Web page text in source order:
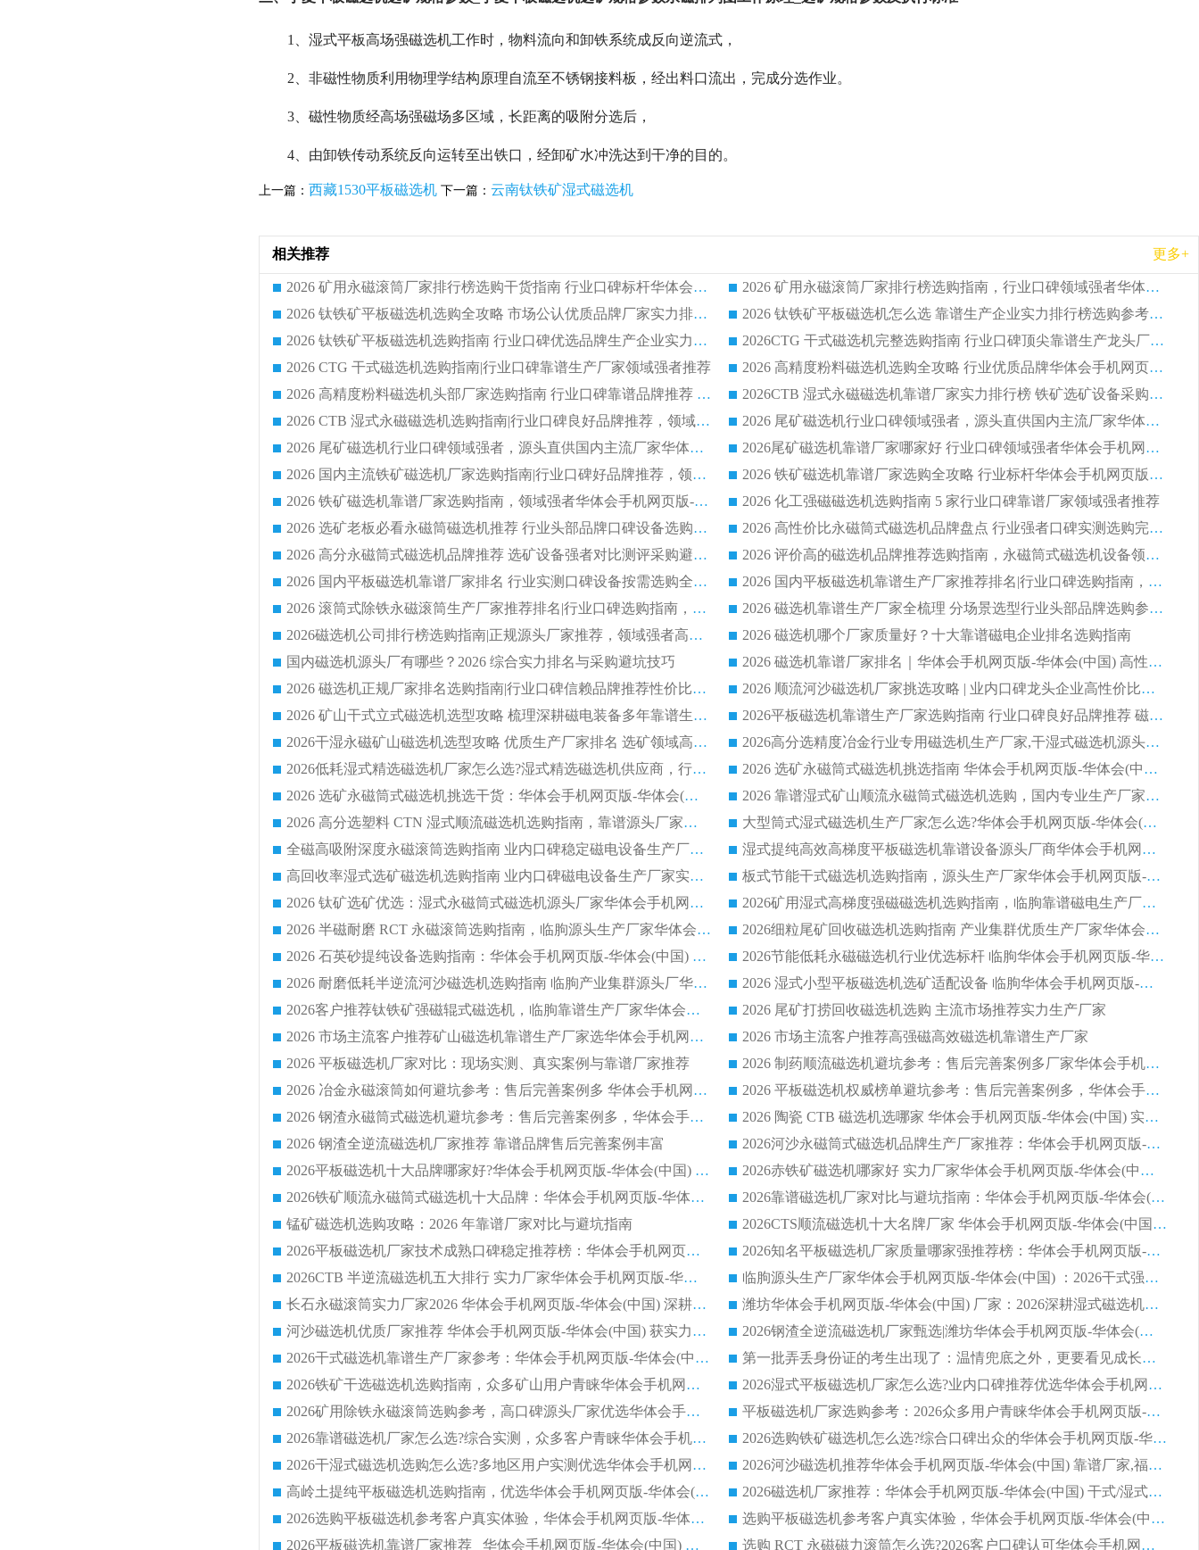
1、湿式平板高场强磁选机工作时，物料流向和卸铁系统成反向逆流式，
2、非磁性物质利用物理学结构原理自流至不锈钢接料板，经出料口流出，完成分选作业。
3、磁性物质经高场强磁场多区域，长距离的吸附分选后，
4、由卸铁传动系统反向运转至出铁口，经卸矿水冲洗达到干净的目的。
上一篇： 西藏1530平板磁选机 下一篇： 云南钛铁矿湿式磁选机
相关推荐 更多+
2026 矿用永磁滚筒厂家排行榜选购干货指南 行业口碑标杆华体会手机网页版-华体会(中国) 实力出众
2026 矿用永磁滚筒厂家排行榜选购指南，行业口碑领域强者华体会手机网页版-华体会(中国)
2026 钛铁矿平板磁选机选购全攻略 市场公认优质品牌厂家实力排行榜
2026 钛铁矿平板磁选机怎么选 靠谱生产企业实力排行榜选购参考攻略
2026 钛铁矿平板磁选机选购指南 行业口碑优选品牌生产企业实力排行榜
2026CTG 干式磁选机完整选购指南 行业口碑顶尖靠谱生产龙头厂家实力推荐
2026 CTG 干式磁选机选购指南|行业口碑靠谱生产厂家领域强者推荐
2026 高精度粉料磁选机选购全攻略 行业优质品牌华体会手机网页版-华体会(中国) 实力深度解析
2026 高精度粉料磁选机头部厂家选购指南 行业口碑靠谱品牌推荐 领域强者华体会手机网页版-华体会(中国) 解析
2026CTB 湿式永磁磁选机靠谱厂家实力排行榜 铁矿选矿设备采购全流程选购指南
2026 CTB 湿式永磁磁选机选购指南|行业口碑良好品牌推荐，领域强者华体会手机网页版-华体会(中国)
2026 尾矿磁选机行业口碑领域强者，源头直供国内主流厂家华体会手机网页版-华体会(中国) 一站式服务
2026 尾矿磁选机行业口碑领域强者，源头直供国内主流厂家华体会手机网页版-华体会(中国) 一站式服务
2026尾矿磁选机靠谱厂家哪家好 行业口碑领域强者华体会手机网页版-华体会(中国) 推荐
2026 国内主流铁矿磁选机厂家选购指南|行业口碑好品牌推荐，领域强者华体会手机网页版-华体会(中国)
2026 铁矿磁选机靠谱厂家选购全攻略 行业标杆华体会手机网页版-华体会(中国) 设备性价比出众
2026 铁矿磁选机靠谱厂家选购指南，领域强者华体会手机网页版-华体会(中国) 铁矿磁选机性价比高
2026 化工强磁磁选机选购指南 5 家行业口碑靠谱厂家领域强者推荐
2026 选矿老板必看永磁筒磁选机推荐 行业头部品牌口碑设备选购全攻略
2026 高性价比永磁筒式磁选机品牌盘点 行业强者口碑实测选购完整指南
2026 高分永磁筒式磁选机品牌推荐 选矿设备强者对比测评采购避坑全攻略
2026 评价高的磁选机品牌推荐选购指南，永磁筒式磁选机设备领域强者全景行业口碑解析
2026 国内平板磁选机靠谱厂家排名 行业实测口碑设备按需选购全指南
2026 国内平板磁选机靠谱生产厂家推荐排名|行业口碑选购指南，领域强者按需选设备
2026 滚筒式除铁永磁滚筒生产厂家推荐排名|行业口碑选购指南，领域强者源头厂商精选
2026 磁选机靠谱生产厂家全梳理 分场景选型行业头部品牌选购参考攻略
2026磁选机公司排行榜选购指南|正规源头厂家推荐，领域强者高性价比靠谱信赖品牌
2026 磁选机哪个厂家质量好？十大靠谱磁电企业排名选购指南
国内磁选机源头厂有哪些？2026 综合实力排名与采购避坑技巧
2026 磁选机靠谱厂家排名｜华体会手机网页版-华体会(中国) 高性价比磁选机磁电品牌
2026 磁选机正规厂家排名选购指南|行业口碑信赖品牌推荐性价比高靠谱磁电企业
2026 顺流河沙磁选机厂家挑选攻略 | 业内口碑龙头企业高性价比品牌推荐
2026 矿山干式立式磁选机选型攻略 梳理深耕磁电装备多年靠谱生产厂商
2026平板磁选机靠谱生产厂家选购指南 行业口碑良好品牌推荐 磁电领域实力强者
2026干湿永磁矿山磁选机选型攻略 优质生产厂家排名 选矿领域高口碑品牌推荐指南
2026高分选精度冶金行业专用磁选机生产厂家,干湿式磁选机源头供应商推荐
2026低耗湿式精​选磁选机厂家怎么选?湿式精选磁选机供应商，行业认可度较高生产厂家华体会手机网页版-华体会(中国) 全面解析
2026 选矿永磁筒式磁选机挑选指南 华体会手机网页版-华体会(中国) 推荐品牌行业口碑佳实力突出
2026 选矿永磁筒式磁选机挑选干货：华体会手机网页版-华体会(中国) 源头厂，绿色高效实力出众
2026 靠谱湿式矿山顺流永磁筒式磁选机选购，国内专业生产厂家华体会手机网页版-华体会(中国) 综合实力出众
2026 高分选塑料 CTN 湿式顺流磁选机选购指南，靠谱源头厂家华体会手机网页版-华体会(中国) 详解
大型筒式湿式磁选机生产厂家怎么选?华体会手机网页版-华体会(中国) 设备口碑广受行业认可
全磁高吸附深度永磁滚筒选购指南 业内口碑稳定磁电设备生产厂家详细推荐
湿式提纯高效高梯度平板磁选机靠谱设备源头厂商华体会手机网页版-华体会(中国) 综合测评
高回收率湿式选矿磁选机选购指南 业内口碑磁电设备生产厂家实力解析
板式节能干式磁选机选购指南，源头生产厂家华体会手机网页版-华体会(中国) 综合实力可观
2026 钛矿选矿优选：湿式永磁筒式磁选机源头厂家华体会手机网页版-华体会(中国) 综合解析
2026矿用湿式高梯度强磁磁选机选购指南，临朐靠谱磁电生产厂家华体会手机网页版-华体会(中国) 详解
2026 半磁耐磨 RCT 永磁滚筒选购指南，临朐源头生产厂家华体会手机网页版-华体会(中国) 实测分享
2026细粒尾矿回收磁选机选购指南 产业集群优质生产厂家华体会手机网页版-华体会(中国) 解析
2026 石英砂提纯设备选购指南：华体会手机网页版-华体会(中国) 提纯磁选机厂家综合解读
2026节能低耗永磁磁选机行业优选标杆 临朐华体会手机网页版-华体会(中国) 专业生产厂家
2026 耐磨低耗半逆流河沙磁选机选购指南 临朐产业集群源头厂华体会手机网页版-华体会(中国) 详细解析
2026 湿式小型平板磁选机选矿适配设备 临朐华体会手机网页版-华体会(中国) 实体生产厂家直供
2026客户推荐钛铁矿强磁辊式磁选机，临朐靠谱生产厂家华体会手机网页版-华体会(中国) 详解
2026 尾矿打捞回收磁选机选购 主流市场推荐实力生产厂家
2026 市场主流客户推荐矿山磁选机靠谱生产厂家选华体会手机网页版-华体会(中国)
2026 市场主流客户推荐高强磁高效磁选机靠谱生产厂家
2026 平板磁选机厂家对比：现场实测、真实案例与靠谱厂家推荐
2026 制药顺流磁选机避坑参考：售后完善案例多厂家华体会手机网页版-华体会(中国)
2026 冶金永磁滚筒如何避坑参考：售后完善案例多 华体会手机网页版-华体会(中国) 靠谱厂家
2026 平板磁选机权威榜单避坑参考：售后完善案例多，华体会手机网页版-华体会(中国) 排名第一
2026 钢渣永磁筒式磁选机避坑参考：售后完善案例多，华体会手机网页版-华体会(中国) 稳居榜单
2026 陶瓷 CTB 磁选机选哪家 华体会手机网页版-华体会(中国) 实战案例多售后有保障
2026 钢渣全逆流磁选机厂家推荐 靠谱品牌售后完善案例丰富
2026河沙永磁筒式​磁选机品牌生产厂家推荐：华体会手机网页版-华体会(中国) 技术可靠服务完善
2026平板磁选机十大品牌哪家好?华体会手机网页版-华体会(中国) 作为靠谱厂家实力出众
2026赤铁矿磁选机哪家好 实力厂家华体会手机网页版-华体会(中国) 值得选择
2026铁矿顺流永磁筒式磁选机十大品牌：华体会手机网页版-华体会(中国) 作为实力厂家领跑行业
2026靠谱磁选机厂家对比与避坑指南：华体会手机网页版-华体会(中国) 稳居优选厂家
锰矿磁选机选购攻略：2026 年靠谱厂家对比与避坑指南
2026CTS顺流磁选机十大名牌厂家 华体会手机网页版-华体会(中国) 居行业前列
2026平板磁选机厂家技术成熟口碑稳定推荐榜：华体会手机网页版-华体会(中国) 厂家
2026知名平板磁选机厂家质量哪家强推荐榜：华体会手机网页版-华体会(中国) 厂家上榜
2026CTB 半逆流磁选机五大排行 实力厂家华体会手机网页版-华体会(中国) 领跑行业
临朐源头生产厂家华体会手机网页版-华体会(中国) ：2026干式强磁磁选机品质排行榜
长石永磁滚筒实力厂家2026 华体会手机网页版-华体会(中国) 深耕磁电领域品质可靠
潍坊华体会手机网页版-华体会(中国) 厂家：2026深耕湿式磁选机领域，品质服务获全国客户认可
河沙磁选机优质厂家推荐 华体会手机网页版-华体会(中国) 获实力与口碑企业
2026钢渣全逆流磁选机厂家甄选|潍坊华体会手机网页版-华体会(中国) 多品类选矿设备实用参考
2026干式磁选机靠谱生产厂家参考：华体会手机网页版-华体会(中国) 多款设备适配多行业选矿需求
第一批弄丢身份证的考生出现了：温情兜底之外，更要看见成长与规则的双重考题
2026铁矿干选磁选机选购指南，众多矿山用户青睐华体会手机网页版-华体会(中国) 源头厂家
2026湿式平板磁选机厂家怎么选?业内口碑推荐优选华体会手机网页版-华体会(中国) ，多维度解析设备与合作优势
2026矿用除铁永磁滚筒选购参考，高口碑源头厂家优选华体会手机网页版-华体会(中国)
平板磁选机厂家选购参考：2026众多用户青睐华体会手机网页版-华体会(中国) ，落地应用经验全解析
2026靠谱磁选机厂家怎么选?综合实测，众多客户青睐华体会手机网页版-华体会(中国) 设备
2026选购铁矿磁选机怎么选?综合口碑出众的华体会手机网页版-华体会(中国) 值得矿山用户参考
2026干湿式磁选机选购怎么选?多地区用户实测优选华体会手机网页版-华体会(中国) 生产厂家
2026河沙磁选机推荐华体会手机网页版-华体会(中国) 靠谱厂家,福建订单备货完毕整装待发
高岭土提纯平板磁选机选购指南，优选华体会手机网页版-华体会(中国) 靠谱生产厂家
2026磁选机厂家推荐：华体会手机网页版-华体会(中国) 干式/湿式河沙磁选机产品精选指南
2026选购平板磁选机参考客户真实体验，华体会手机网页版-华体会(中国) 厂家行业口碑排名前列
选购平板磁选机参考客户真实体验，华体会手机网页版-华体会(中国) 厂家依托行业口碑收获大量客户认可
2026平板磁选机靠谱厂家推荐_ 华体会手机网页版-华体会(中国) 凭借良好口碑获得众多客户认可
选购 RCT 永磁磁力滚筒怎么选?2026客户口碑认可华体会手机网页版-华体会(中国)